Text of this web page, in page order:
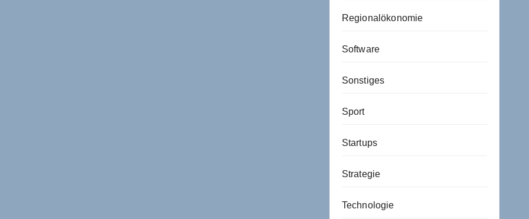
Regionalökonomie
Software
Sonstiges
Sport
Startups
Strategie
Technologie